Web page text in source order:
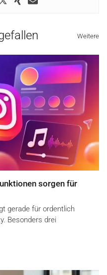
Weitere
sorgen für
gerade für ordentlich
Besonders drei